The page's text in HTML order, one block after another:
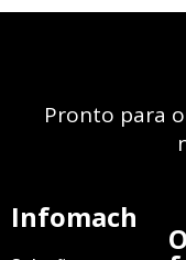
Pronto para
Infomach